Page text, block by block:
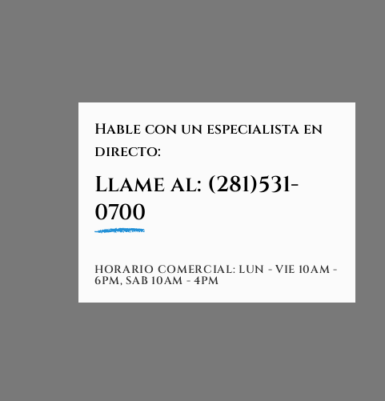
Hable con un especialista en
directo:
Llame al: (281)531-
0700
HORARIO COMERCIAL: LUN - VIE 10AM -
6PM, SAB 10AM - 4PM